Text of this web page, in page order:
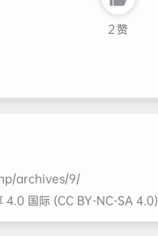
2赞
archives/9/
4.0 国际 (CC BY-NC-SA 4.0)